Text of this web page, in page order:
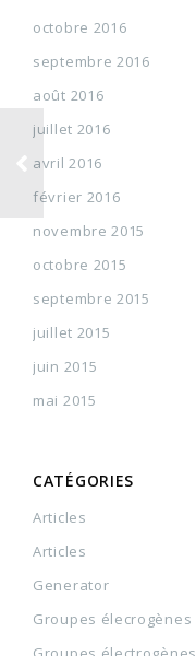
octobre 2016
septembre 2016
août 2016
juillet 2016
avril 2016
février 2016
novembre 2015
octobre 2015
septembre 2015
juillet 2015
juin 2015
mai 2015
CATÉGORIES
Articles
Articles
Generator
Groupes élecrogènes